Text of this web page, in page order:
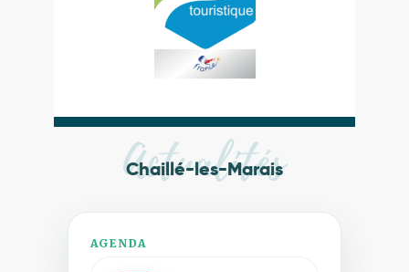
Actualités
Chaillé-les-Marais
AGENDA